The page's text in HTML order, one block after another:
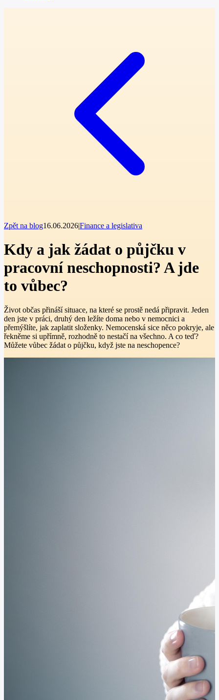
Zpět na blog16.06.2026|Finance a legislativa
Kdy a jak žádat o půjčku v
pracovní neschopnosti? A jde
to vůbec?
Život občas přináší situace, na které se prostě nedá připravit. Jeden
den jste v práci, druhý den ležíte doma nebo v nemocnici a
přemýšlíte, jak zaplatit složenky. Nemocenská sice něco pokryje, ale
řekněme si upřímně, rozhodně to nestačí na všechno. A co teď?
Můžete vůbec žádat o půjčku, když jste na neschopence?